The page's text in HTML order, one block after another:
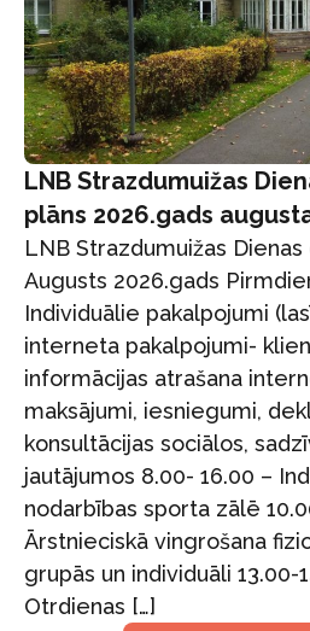
LNB Strazdumuižas
plāns 2026.gads
LNB Strazdumuižas
Augusts 2026.gads
Individuālie pakalpojumi
interneta pakalpojumi-
informācijas atrašana
maksājumi, iesniegumi,
konsultācijas sociālos,
jautājumos 8.00- 16.00 –
nodarbības sporta zālē
Ārstnieciskā vingrošana
grupās un individuāli 13.00-
Otrdienas […]